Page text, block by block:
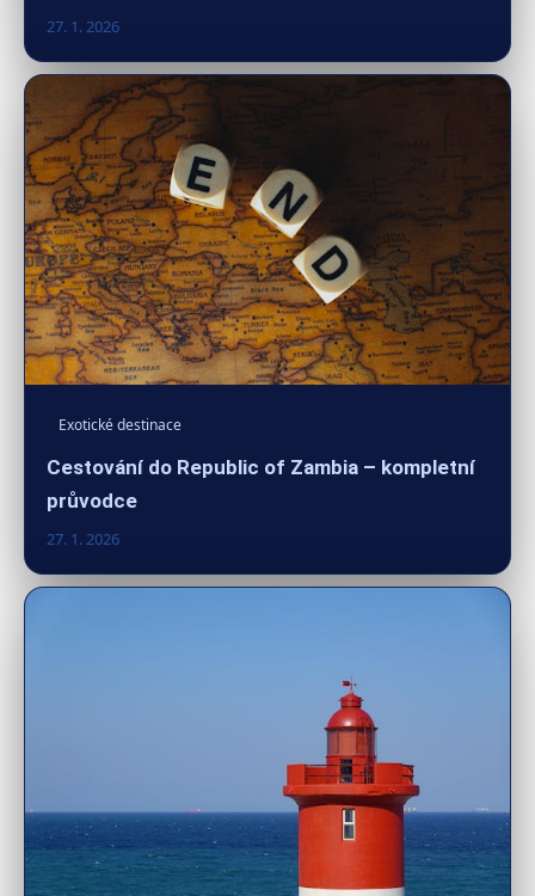
27. 1. 2026
Exotické destinace
Cestování do Republic of Zambia – kompletní
průvodce
27. 1. 2026